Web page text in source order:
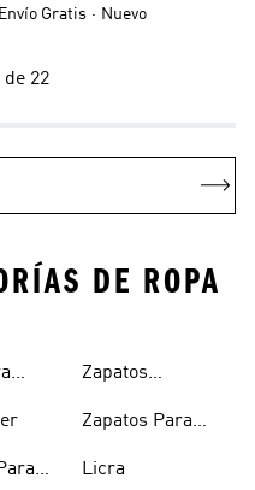
Envío Gratis
Nuevo
de 22
DE ROPA
Zapatos
Zapatos Para
Licra